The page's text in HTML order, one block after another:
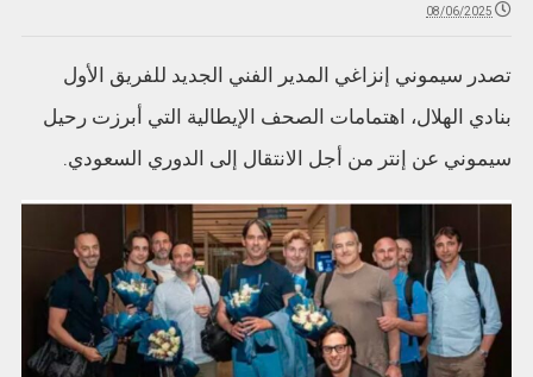
08/06/2025
تصدر سيموني إنزاغي المدير الفني الجديد للفريق الأول
بنادي الهلال، اهتمامات الصحف الإيطالية التي أبرزت رحيل
سيموني عن إنتر من أجل الانتقال إلى الدوري السعودي.